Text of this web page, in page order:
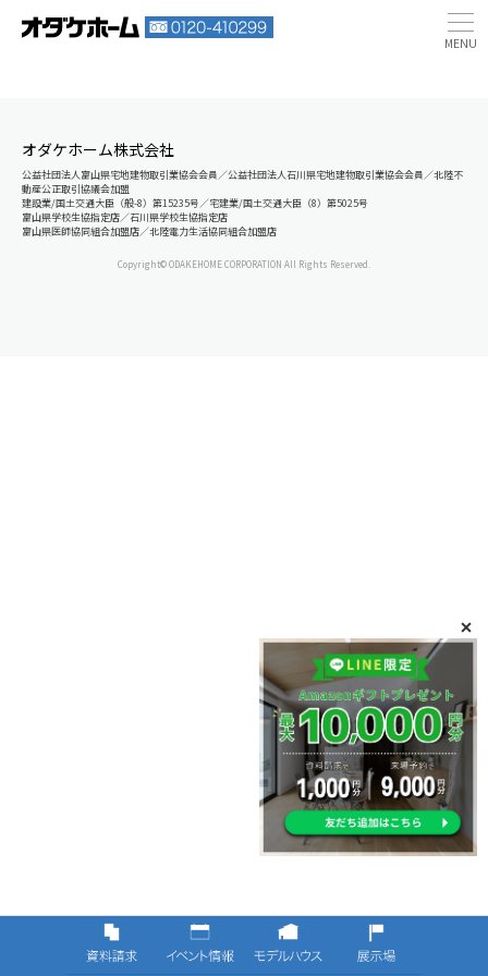
オダケホーム株式会社
公益社団法人富山県宅地建物取引業協会会員／公益社団法人石川県宅地建物取引業協会会員／北陸不
動産公正取引協議会加盟
建設業/国土交通大臣（般-8）第15235号／宅建業/国土交通大臣（8）第5025号
富山県学校生協指定店／石川県学校生協指定店
富山県医師協同組合加盟店／北陸電力生活協同組合加盟店
Copyright© ODAKEHOME CORPORATION All Rights Reserved.